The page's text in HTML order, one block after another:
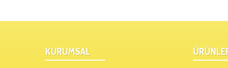
KURUMSAL